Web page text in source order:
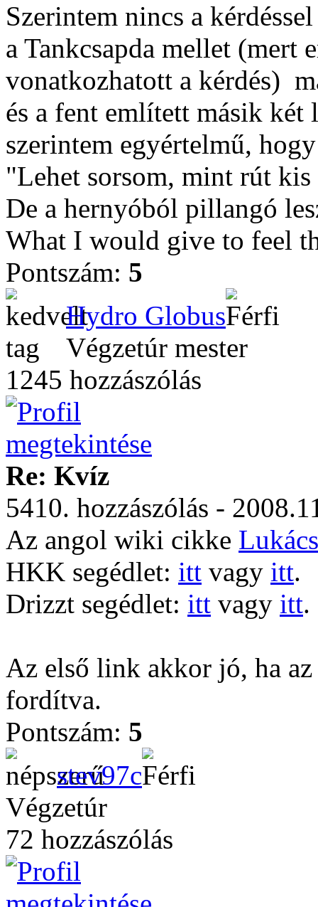
Szerintem nincs a
a Tankcsapda mellet (mert
vonatkozhatott a kérdés)
és a fent említett másik
szerintem egyértelmű,
"Lehet sorsom, mint rút
De a hernyóból pillangó
What I would give to feel
Pontszám: 5
Hydro Globus
Végzetúr mester
1245 hozzászólás
Re: Kvíz
5410. hozzászólás -
Az angol wiki cikke
HKK segédlet: itt vagy itt.
Drizzt segédlet: itt vagy itt.
Az első link akkor jó, ha
fordítva.
Pontszám: 5
stev97c
Végzetúr
72 hozzászólás